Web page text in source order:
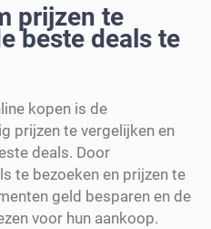
prijzen te
beste deals te
kopen is de
prijzen te vergelijken en
deals. Door
te bezoeken en prijzen te
geld besparen en de
voor hun aankoop.